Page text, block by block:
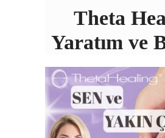
Theta
Yaratım ve